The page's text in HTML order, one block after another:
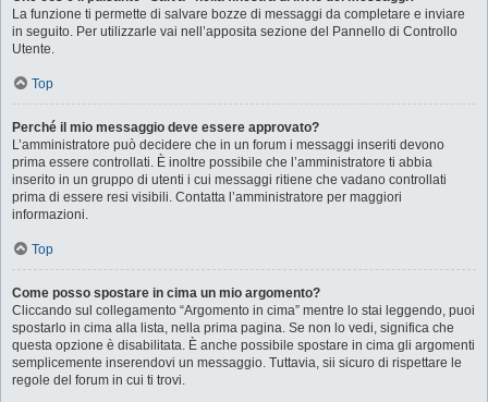
La funzione ti permette di salvare bozze di messaggi da completare e inviare
in seguito. Per utilizzarle vai nell’apposita sezione del Pannello di Controllo
Utente.
Top
Perché il mio messaggio deve essere approvato?
L’amministratore può decidere che in un forum i messaggi inseriti devono
prima essere controllati. È inoltre possibile che l’amministratore ti abbia
inserito in un gruppo di utenti i cui messaggi ritiene che vadano controllati
prima di essere resi visibili. Contatta l’amministratore per maggiori
informazioni.
Top
Come posso spostare in cima un mio argomento?
Cliccando sul collegamento “Argomento in cima” mentre lo stai leggendo, puoi
spostarlo in cima alla lista, nella prima pagina. Se non lo vedi, significa che
questa opzione è disabilitata. È anche possibile spostare in cima gli argomenti
semplicemente inserendovi un messaggio. Tuttavia, sii sicuro di rispettare le
regole del forum in cui ti trovi.